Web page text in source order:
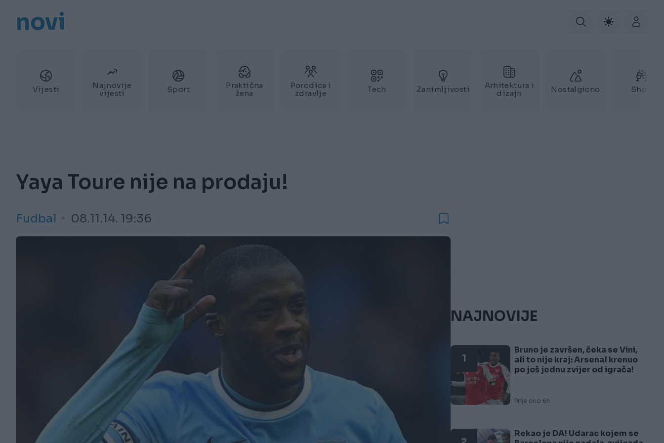
novi
Vijesti
Najnovije
vijesti
Sport
Praktična
žena
Porodica i
zdravlje
Tech Zanimljivosti
Arhitektura i
dizajn
Nostalgicno Show
Yaya Toure nije na prodaju!
Fudbal 08.11.14. 19:36
NAJNOVIJE
1
Bruno je završen, čeka se Vini,
ali to nije kraj: Arsenal krenuo
po još jednu zvijer od igrača!
Prije oko 6h
Rekao je DA! Udarac kojem se